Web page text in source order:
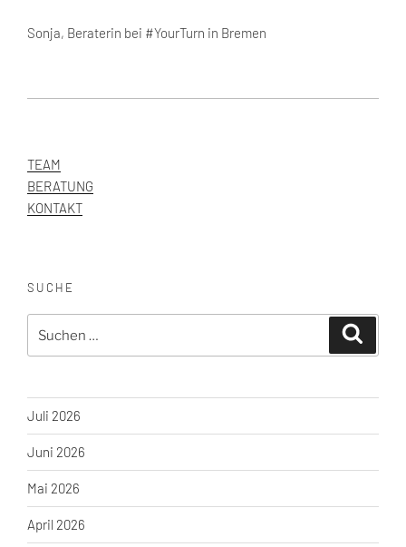
Sonja, Beraterin bei #YourTurn in Bremen
TEAM
BERATUNG
KONTAKT
SUCHE
nach:
Juli 2026
Juni 2026
Mai 2026
April 2026